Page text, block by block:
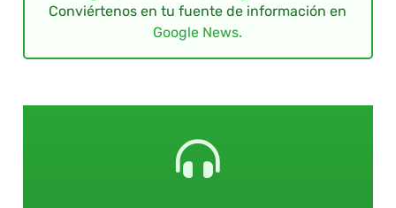
Conviértenos en tu fuente de información en
Google News.